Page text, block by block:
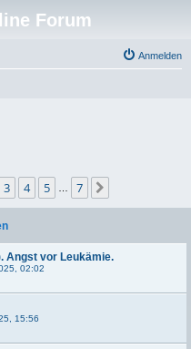
Forum
Anmelden
3 4 5 7
Angst vor Leukämie.
02:02
15:56